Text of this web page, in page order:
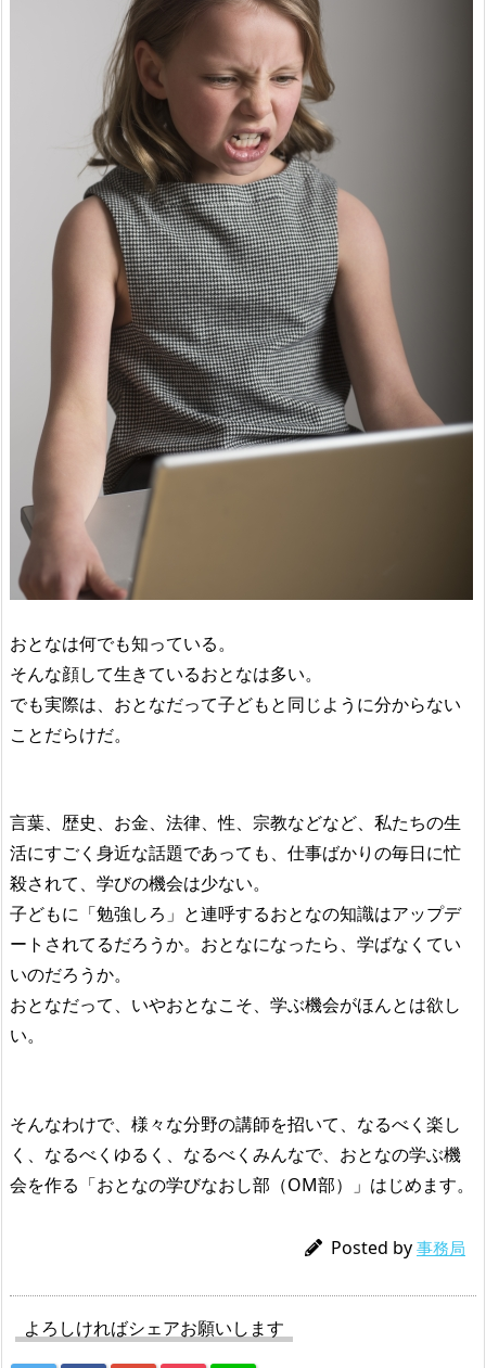
おとなは何でも知っている。
そんな顔して生きているおとなは多い。
でも実際は、おとなだって子どもと同じように分からない
ことだらけだ。
言葉、歴史、お金、法律、性、宗教などなど、私たちの生
活にすごく身近な話題であっても、仕事ばかりの毎日に忙
殺されて、学びの機会は少ない。
子どもに「勉強しろ」と連呼するおとなの知識はアップデ
ートされてるだろうか。おとなになったら、学ばなくてい
いのだろうか。
おとなだって、いやおとなこそ、学ぶ機会がほんとは欲し
い。
そんなわけで、様々な分野の講師を招いて、なるべく楽し
く、なるべくゆるく、なるべくみんなで、おとなの学ぶ機
会を作る「おとなの学びなおし部（OM部）」はじめます。
Posted by 事務局
よろしければシェアお願いします